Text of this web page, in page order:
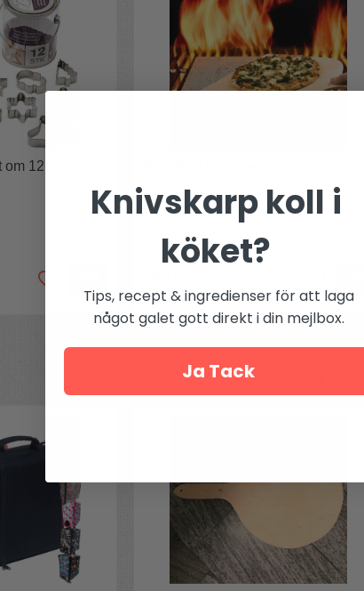
ger bättre tryck
stål
handdiskas.
kaveln i blöt utan diska den direkt.
lätt.
Totalt: 45cm
12 st
Äkta lavasten från Etna
Knivskarp koll i
köket?
Tips, recept & ingredienser för att laga
något galet gott direkt i din mejlbox.
Ja Tack